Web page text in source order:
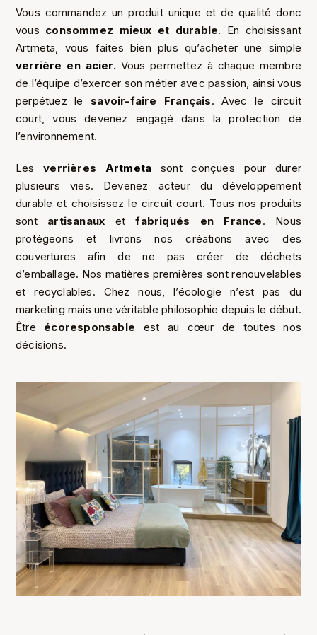
Vous commandez un produit unique et de qualité donc
vous consommez mieux et durable. En choisissant
Artmeta, vous faites bien plus qu’acheter une simple
verrière en acier.Vous permettez à chaque membre
de l’équipe d’exercer son métier avec passion, ainsi vous
perpétuez le savoir-faire Français. Avec le circuit
court, vous devenez engagé dans la protection de
l’environnement.
Lesverrières Artmeta
sont conçues pour durer
plusieurs vies. Devenez acteur du développement
durable et choisissez le circuit court. Tous nos produits
sont artisanaux etfabriqués en France. Nous
protégeons et livrons nos créations avec des
couvertures afin de ne pas créer de déchets
d’emballage. Nos matières premières sont renouvelables
et recyclables. Chez nous, l’écologie n’est pas du
marketing mais une véritable philosophie depuis le début.
Être écoresponsable est au cœur de toutes nos
décisions.